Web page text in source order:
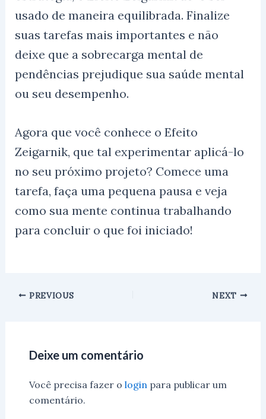
usado de maneira equilibrada. Finalize
suas tarefas mais importantes e não
deixe que a sobrecarga mental de
pendências prejudique sua saúde mental
ou seu desempenho.
Agora que você conhece o Efeito
Zeigarnik, que tal experimentar aplicá-lo
no seu próximo projeto? Comece uma
tarefa, faça uma pequena pausa e veja
como sua mente continua trabalhando
para concluir o que foi iniciado!
PREVIOUS NEXT
Deixe um comentário
Você precisa fazer o login para publicar um
comentário.